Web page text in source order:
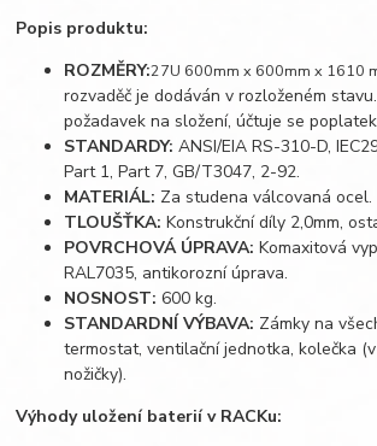
Popis produktu:
ROZMĚRY:27U 600mm x 600mm x 1610
rozvaděč je dodáván v rozloženém
požadavek na složení, účtuje se
STANDARDY: ANSI/EIA RS-310-D,
Part 1, Part 7, GB/T3047, 2-92.
MATERIÁL: Za studena válcovaná ocel.
TLOUŠŤKA: Konstrukční díly 2,0mm,
POVRCHOVÁ ÚPRAVA: Komaxitová
RAL7035, antikorozní úprava.
NOSNOST: 600 kg.
STANDARDNÍ VÝBAVA: Zámky na
termostat, ventilační jednotka, kolečka
nožičky).
Výhody uložení baterií v RACKu: